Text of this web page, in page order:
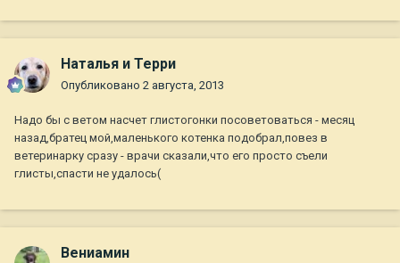
Наталья и Терри
Опубликовано 2 августа, 2013
Надо бы с ветом насчет глистогонки посоветоваться - месяц
назад,братец мой,маленького котенка подобрал,повез в
ветеринарку сразу - врачи сказали,что его просто съели
глисты,спасти не удалось(
Вениамин